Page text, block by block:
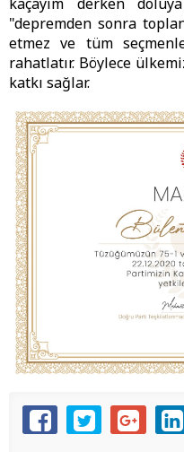
"depremden sonra
etmez ve tüm
rahatlatır. Böylece
katkı sağlar.